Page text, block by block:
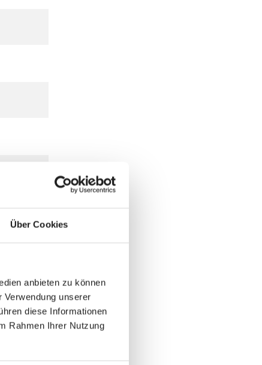
Über Cookies
anbieten zu können
unserer
diese Informationen
Rahmen Ihrer Nutzung